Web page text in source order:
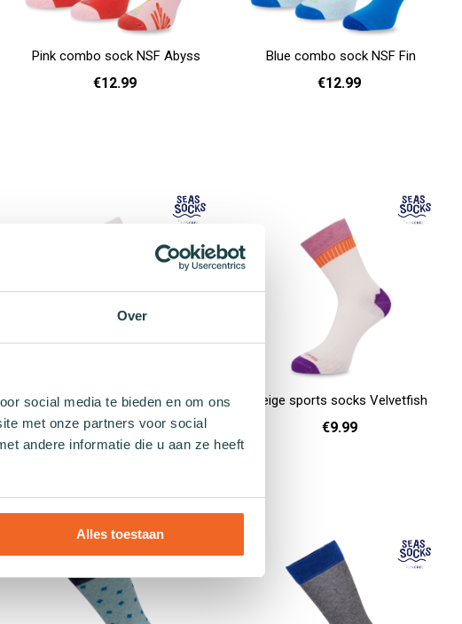
Over
social media te bieden en om ons
met onze partners voor social
andere informatie die u aan ze heeft
Alles toestaan
Pink combo sock NSF Abyss
€12.99
Blue combo sock NSF Fin
€12.99
White hearts sock Moliday
€9.99
Beige sports socks Velvetfish
€9.99